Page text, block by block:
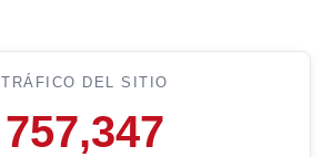
TRÁFICO DEL SITIO
757,347